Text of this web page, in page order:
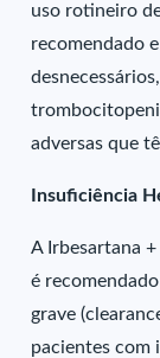
uso rotineiro
recomendado
adversas que
Insuficiência
A Irbesartana
é
grave
pacientes com